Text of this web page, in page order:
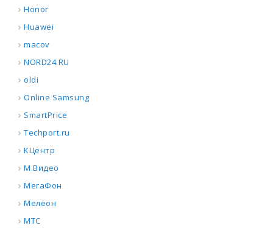
Honor
Huawei
macov
NORD24.RU
oldi
Online Samsung
SmartPrice
Techport.ru
КЦентр
М.Видео
МегаФон
Мелеон
МТС